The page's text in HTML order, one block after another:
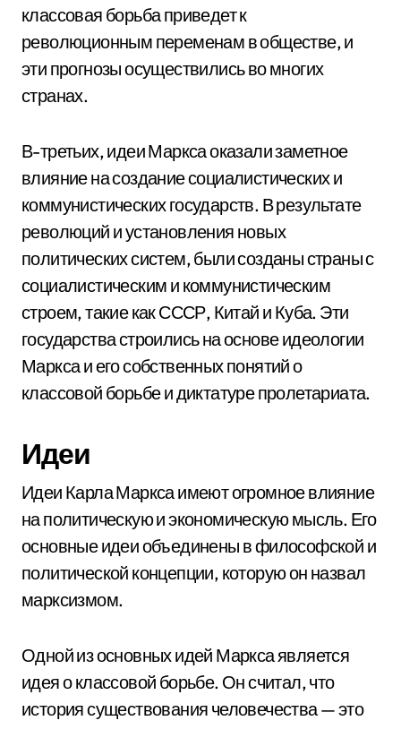
классовая борьба приведет к
революционным переменам в обществе, и
эти прогнозы осуществились во многих
странах.
В-третьих, идеи Маркса оказали заметное
влияние на создание социалистических и
коммунистических государств. В результате
революций и установления новых
политических систем, были созданы страны с
социалистическим и коммунистическим
строем, такие как СССР, Китай и Куба. Эти
государства строились на основе идеологии
Маркса и его собственных понятий о
классовой борьбе и диктатуре пролетариата.
Идеи
Идеи Карла Маркса имеют огромное влияние
на политическую и экономическую мысль. Его
основные идеи объединены в философской и
политической концепции, которую он назвал
марксизмом.
Одной из основных идей Маркса является
идея о классовой борьбе. Он считал, что
история существования человечества — это